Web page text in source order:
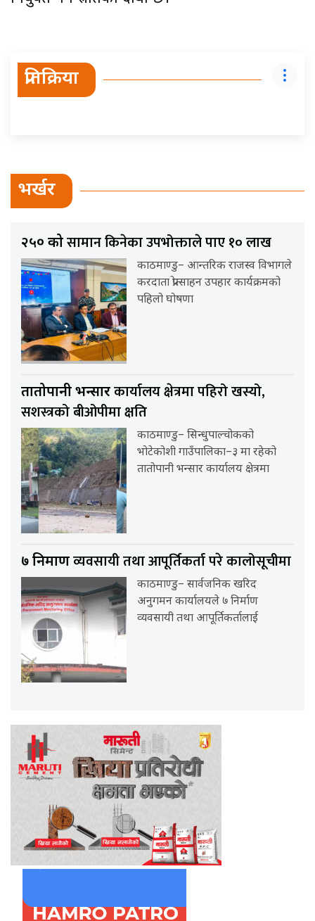
प्रतिक्रिया
भर्खर
२५० कोसामान किनेका उपभोक्ताले पाए १० लाख
काठमाण्डु– आन्तरिक राजस्व विभागले
करदाता प्रोत्साहन उपहार कार्यक्रमको
पहिलो घोषणा
तातोपानी भन्सारकार्यालय क्षेत्रमा पहिरो खस्यो,
सशस्त्रको बीओपीमा क्षति
काठमाण्डु– सिन्धुपाल्चोकको
भोटेकोशी गाउँपालिका–३ मा रहेको
तातोपानी भन्सार कार्यालय क्षेत्रमा
७ निर्माणव्यवसायी तथा आपूर्तिकर्ता परे कालोसूचीमा
काठमाण्डु– सार्वजनिक खरिद
अनुगमन कार्यालयले ७ निर्माण
व्यवसायी तथा आपूर्तिकर्तालाई